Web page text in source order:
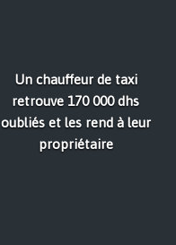
Un chauffeur de taxi
retrouve 170 000 dhs
oubliés et les rend à leur
propriétaire